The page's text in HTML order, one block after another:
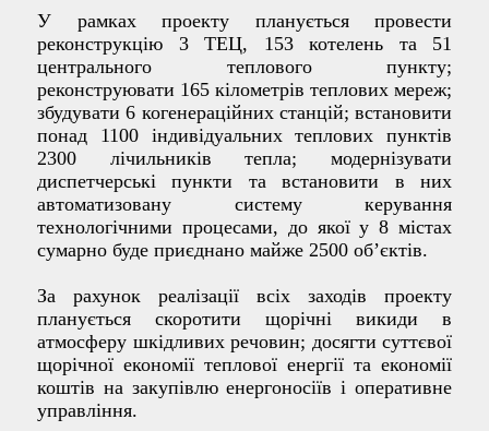
У рамках проекту планується провести
реконструкцію 3 ТЕЦ, 153 котелень та 51
центрального теплового пункту;
реконструювати 165 кілометрів теплових мереж;
збудувати 6 когенераційних станцій; встановити
понад 1100 індивідуальних теплових пунктів
2300 лічильників тепла; модернізувати
диспетчерські пункти та встановити в них
автоматизовану систему керування
технологічними процесами, до якої у 8 містах
сумарно буде приєднано майже 2500 об’єктів.
За рахунок реалізації всіх заходів проекту
планується скоротити щорічні викиди в
атмосферу шкідливих речовин; досягти суттєвої
щорічної економії теплової енергії та економії
коштів на закупівлю енергоносіїв і оперативне
управління.